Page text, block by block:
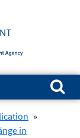
Search for:
»
in